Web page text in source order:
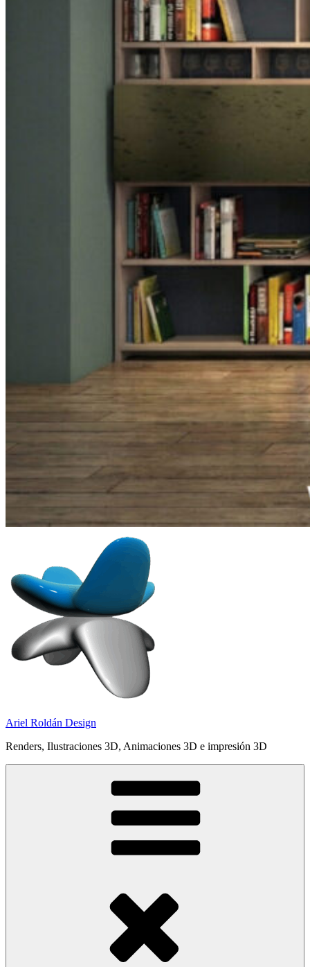
Ariel Roldán Design
Renders, Ilustraciones 3D, Animaciones 3D e impresión 3D